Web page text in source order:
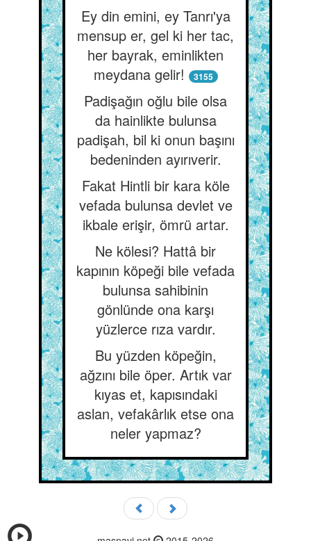
Ey din emini, ey Tanrı'ya
mensup er, gel ki her tac,
her bayrak, eminlikten
meydana gelir!
3155
Padişağın oğlu bile olsa
da hainlikte bulunsa
padişah, bil ki onun başını
bedeninden ayırıverir.
Fakat Hintli bir kara köle
vefada bulunsa devlet ve
ikbale erişir, ömrü artar.
Ne kölesi? Hattâ bir
kapının köpeği bile vefada
bulunsa sahibinin
gönlünde ona karşı
yüzlerce rıza vardır.
Bu yüzden köpeğin,
ağzını bile öper. Artık var
kıyas et, kapısındaki
aslan, vefakârlık etse ona
neler yapmaz?